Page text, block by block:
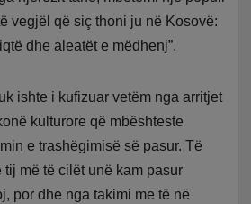
vegjël që siç thoni ju në Kosovë:
dhe aleatët e mëdhenj”.
ishte i kufizuar vetëm nga arritjet
kulturore që mbështeste
e trashëgimisë së pasur. Të
tij më të cilët unë kam pasur
por dhe nga takimi me të në